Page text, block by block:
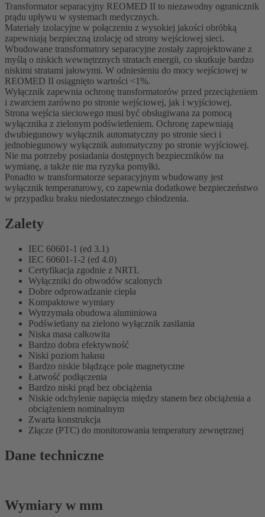
Transformator separacyjny REOMED II to niezawodny ogranicznik
prądu upływu w systemach medycznych.
Materiały izolacyjne w połączeniu z wysokiej jakości obróbką
zapewniają bezpieczną izolację od strony wejściowej sieci.
Wbudowane transformatory separacyjne zostały zaprojektowane z
myślą o niskich wewnętrznych stratach energii, co skutkuje bardzo
niskimi stratami jałowymi. W odniesieniu do mocy wejściowej w
REOMED II osiągnięto wartości <1%.
Wyłącznik zapewnia ochronę transformatorów przed przeciążeniem
i zwarciem zarówno po stronie wejściowej, jak i wyjściowej.
Strona wejścia sieciowego musi być obsługiwana za pomocą
wyłącznika z zielonym podświetleniem. Ochronę zapewniają
dwubiegunowy wyłącznik automatyczny po stronie sieci i
jednobiegunowy wyłącznik automatyczny po stronie wyjściowej.
Nie ma potrzeby posiadania dostępnych bezpieczników na
wymianę, a także nie ma ryzyka pomyłki.
Ponadto w transformatorze separacyjnym wbudowany jest
wyłącznik temperaturowy, co zapewnia dodatkowe bezpieczeństwo
w przypadku braku niedostatecznego chłodzenia.
Zalety
IEC 60601-1 (ed 3.1)
IEC 60601-1-2 (ed 4.0)
Certyfikacja zgodnie z NRTL
Wyłączniki do obwodów scalonych
Dobre odprowadzanie ciepła
Kompaktowe wymiary
Wytrzymała obudowa aluminiowa
Podświetlany na zielono wyłącznik zasilania
Niska masa całkowita
Bardzo dobra efektywność
Niski poziom hałasu
Bardzo niskie błądzące pole magnetyczne
Łatwość podłączenia
Bardzo niski prąd bez obciążenia
Niskie odchylenie napięcia między stanem bez obciążenia a
obciążeniem nominalnym
Zwarta konstrukcja
Złącze (PTC) do monitorowania temperatury zewnętrznej
Dane techniczne
Wymiary w mm